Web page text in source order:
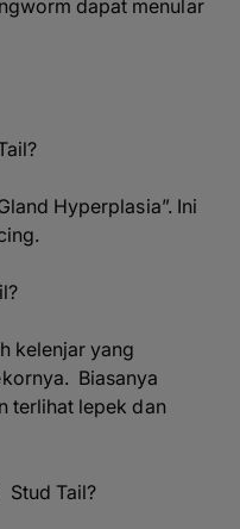
dapat menular
?
Hyperplasia”. Ini
?
kelenjar yang
Biasanya
terlihat lepek dan
Stud Tail?